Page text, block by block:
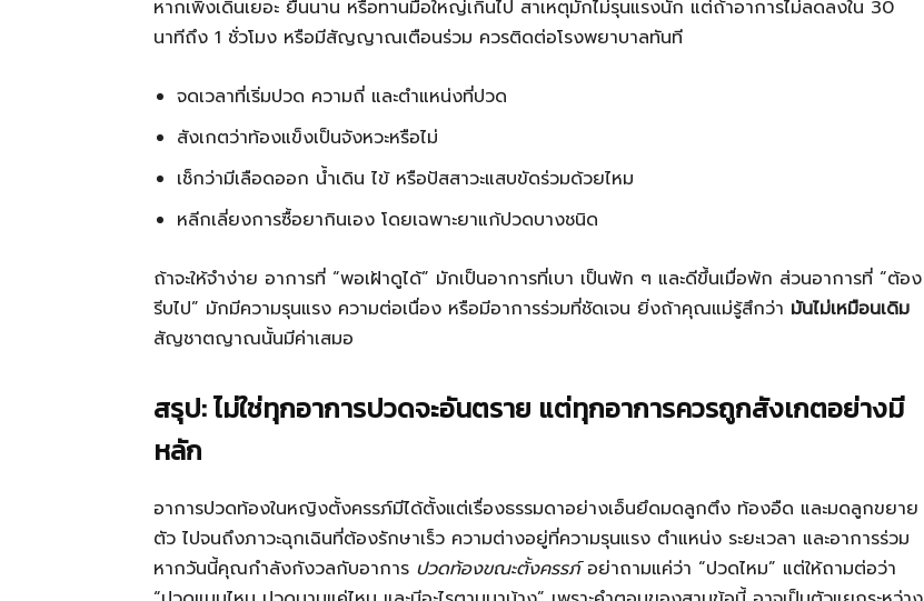
หากเพิ่งเดินเยอะ ยืนนาน หรือทานมื้อใหญ่เกินไป สาเหตุมักไม่รุนแรงนัก แต่ถ้าอาการไม่ลดลงใน 30
นาทีถึง 1 ชั่วโมง หรือมีสัญญาณเตือนร่วม ควรติดต่อโรงพยาบาลทันที
จดเวลาที่เริ่มปวด ความถี่ และตำแหน่งที่ปวด
สังเกตว่าท้องแข็งเป็นจังหวะหรือไม่
เช็กว่ามีเลือดออก น้ำเดิน ไข้ หรือปัสสาวะแสบขัดร่วมด้วยไหม
หลีกเลี่ยงการซื้อยากินเอง โดยเฉพาะยาแก้ปวดบางชนิด
ถ้าจะให้จำง่าย อาการที่ “พอเฝ้าดูได้” มักเป็นอาการที่เบา เป็นพัก ๆ และดีขึ้นเมื่อพัก ส่วนอาการที่ “ต้อง
รีบไป” มักมีความรุนแรง ความต่อเนื่อง หรือมีอาการร่วมที่ชัดเจน ยิ่งถ้าคุณแม่รู้สึกว่า มันไม่เหมือนเดิม
สัญชาตญาณนั้นมีค่าเสมอ
สรุป: ไม่ใช่ทุกอาการปวดจะอันตราย แต่ทุกอาการควรถูกสังเกตอย่างมี
หลัก
อาการปวดท้องในหญิงตั้งครรภ์มีได้ตั้งแต่เรื่องธรรมดาอย่างเอ็นยึดมดลูกตึง ท้องอืด และมดลูกขยาย
ตัว ไปจนถึงภาวะฉุกเฉินที่ต้องรักษาเร็ว ความต่างอยู่ที่ความรุนแรง ตำแหน่ง ระยะเวลา และอาการร่วม
หากวันนี้คุณกำลังกังวลกับอาการ ปวดท้องขณะตั้งครรภ์อย่าถามแค่ว่า “ปวดไหม” แต่ให้ถามต่อว่า